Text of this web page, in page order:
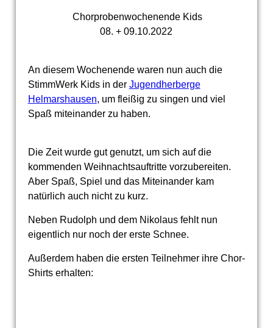
Chorprobenwochenende Kids
08. + 09.10.2022
An diesem Wochenende waren nun auch die
StimmWerk Kids in der Jugendherberge
Helmarshausen, um fleißig zu singen und viel
Spaß miteinander zu haben.
Die Zeit wurde gut genutzt, um sich auf die
kommenden Weihnachtsauftritte vorzubereiten.
Aber Spaß, Spiel und das Miteinander kam
natürlich auch nicht zu kurz.
Neben Rudolph und dem Nikolaus fehlt nun
eigentlich nur noch der erste Schnee.
Außerdem haben die ersten Teilnehmer ihre Chor-
Shirts erhalten: